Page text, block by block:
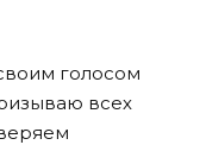
голосом
всех